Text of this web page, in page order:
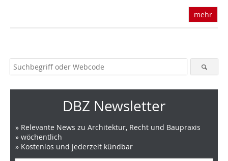
mehr
DBZ Newsletter
» Relevante News zu Architektur, Recht und Baupraxis
» wöchentlich
» Kostenlos und jederzeit kündbar